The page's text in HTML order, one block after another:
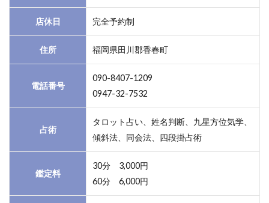
店休日 完全予約制
住所 福岡県田川郡香春町
電話番号
090-8407-1209
0947-32-7532
占術
タロット占い、姓名判断、九星方位気学、
傾斜法、同会法、四段掛占術
鑑定料
30分 3,000円
60分 6,000円